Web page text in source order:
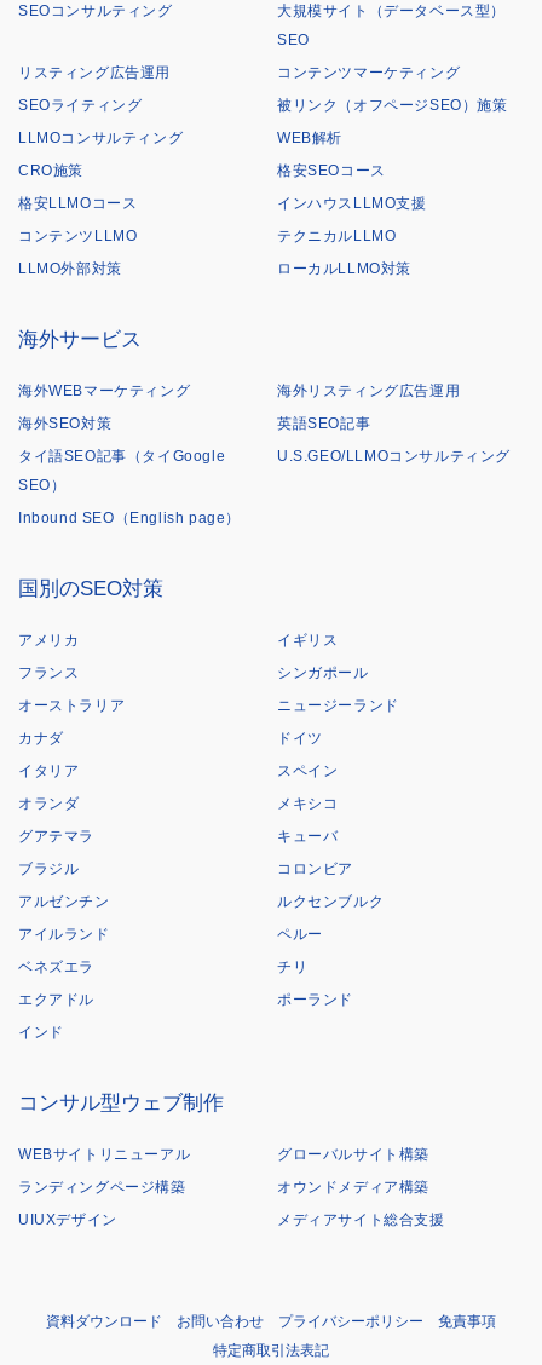
SEOコンサルティング
大規模サイト（データベース型）
SEO
リスティング広告運用
コンテンツマーケティング
SEOライティング
被リンク（オフページSEO）施策
LLMOコンサルティング
WEB解析
CRO施策
格安SEOコース
格安LLMOコース
インハウスLLMO支援
コンテンツLLMO
テクニカルLLMO
LLMO外部対策
ローカルLLMO対策
海外サービス
海外WEBマーケティング
海外リスティング広告運用
海外SEO対策
英語SEO記事
タイ語SEO記事（タイGoogle
SEO）
U.S.GEO/LLMOコンサルティング
Inbound SEO（English page）
国別のSEO対策
アメリカ
イギリス
フランス
シンガポール
オーストラリア
ニュージーランド
カナダ
ドイツ
イタリア
スペイン
オランダ
メキシコ
グアテマラ
キューバ
ブラジル
コロンビア
アルゼンチン
ルクセンブルク
アイルランド
ペルー
ベネズエラ
チリ
エクアドル
ポーランド
インド
コンサル型ウェブ制作
WEBサイトリニューアル
グローバルサイト構築
ランディングページ構築
オウンドメディア構築
UIUXデザイン
メディアサイト総合支援
資料ダウンロード お問い合わせ プライバシーポリシー
免責事項
特定商取引法表記